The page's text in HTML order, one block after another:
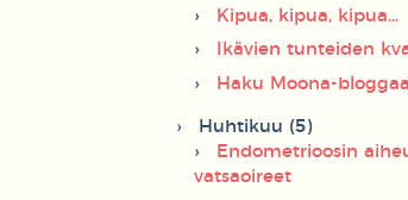
Kipua, kipua, kipua...
Ikävien tunteiden
Haku Moona-
Huhtikuu (5)
Endometrioosin
vatsaoireet